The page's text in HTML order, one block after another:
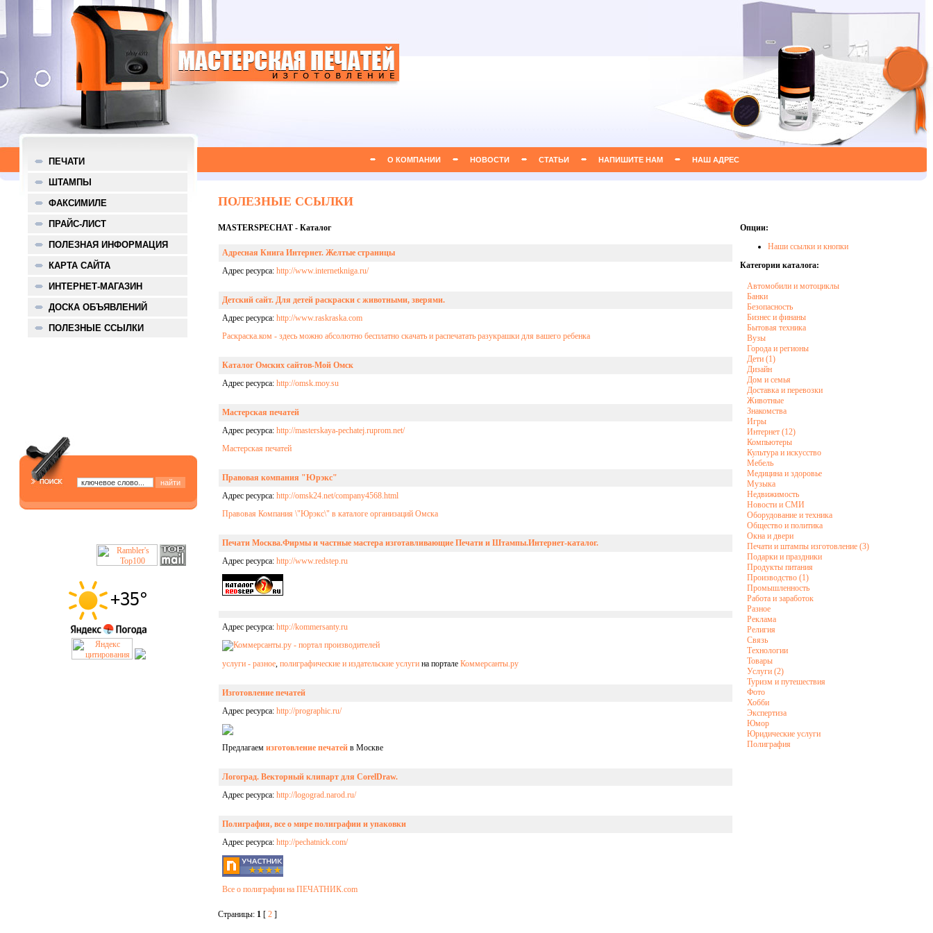
ПЕЧАТИ
ШТАМПЫ
ФАКСИМИЛЕ
ПРАЙС-ЛИСТ
ПОЛЕЗНАЯ ИНФОРМАЦИЯ
КАРТА САЙТА
ИНТЕРНЕТ-МАГАЗИН
ДОСКА ОБЪЯВЛЕНИЙ
ПОЛЕЗНЫЕ ССЫЛКИ
О КОМПАНИИ НОВОСТИ СТАТЬИ НАПИШИТЕ НАМ НАШ АДРЕС
ПОЛЕЗНЫЕ ССЫЛКИ
MASTERSPECHAT - Каталог
Адресная Книга Интернет. Желтые страницы
Адрес ресурса: http://www.internetkniga.ru/
Детский сайт. Для детей раскраски с животными, зверями.
Адрес ресурса: http://www.raskraska.com
Раскраска.ком - здесь можно абсолютно бесплатно cкачать и распечатать разукрашки для вашего ребенка
Каталог Омских сайтов-Мой Омск
Адрес ресурса: http://omsk.moy.su
Мастерская печатей
Адрес ресурса: http://masterskaya-pechatej.ruprom.net/
Мастерская печатей
Правовая компания "Юрэкс"
Адрес ресурса: http://omsk24.net/company4568.html
Правовая Компания \"Юрэкс\" в каталоге организаций Омска
Печати Москва.Фирмы и частные мастера изготавливающие Печати и Штампы.Интернет-каталог.
Адрес ресурса: http://www.redstep.ru
Адрес ресурса: http://kommersanty.ru
услуги - разное, полиграфические и издательские услуги на портале Коммерсанты.ру
Изготовление печатей
Адрес ресурса: http://prographic.ru/
Предлагаем изготовление печатей в Москве
Логоград. Векторный клипарт для CorelDraw.
Адрес ресурса: http://logograd.narod.ru/
Полиграфия, все о мире полиграфии и упаковки
Адрес ресурса: http://pechatnick.com/
Все о полиграфии на ПЕЧАТНИК.com
Страницы: 1 [ 2 ]
Опции:
Наши ссылки и кнопки
Категории каталога:
Автомобили и мотоциклы
Банки
Безопасность
Бизнес и финаны
Бытовая техника
Вузы
Города и регионы
Дети (1)
Дизайн
Дом и семья
Доставка и перевозки
Животные
Знакомства
Игры
Интернет (12)
Компьютеры
Культура и искусство
Мебель
Медицина и здоровье
Музыка
Недвижимость
Новости и СМИ
Оборудование и техника
Общество и политика
Окна и двери
Печати и штампы изготовление (3)
Подарки и праздники
Продукты питания
Производство (1)
Промышленность
Работа и заработок
Разное
Реклама
Религия
Связь
Технологии
Товары
Услуги (2)
Туризм и путешествия
Фото
Хобби
Экспертиза
Юмор
Юридические услуги
Полиграфия